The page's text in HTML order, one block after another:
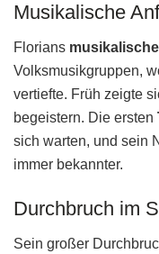
Musikalische
Florians
Volksmusikgruppen,
vertiefte. Früh zeigte
begeistern. Die ersten
sich warten, und sein
immer bekannter.
Durchbruch im
Sein großer